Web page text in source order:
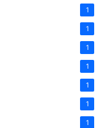
1
1
1
1
1
1
1